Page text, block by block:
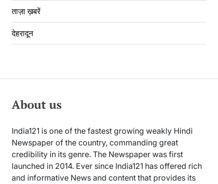
ताज़ा ख़बरें
देहरादून
About us
India121 is one of the fastest growing weakly Hindi
Newspaper of the country, commanding great
credibility in its genre. The Newspaper was first
launched in 2014. Ever since India121 has offered rich
and informative News and content that provides its